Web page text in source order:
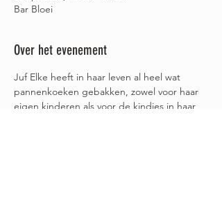
Bar Bloei
Over het evenement
Juf Elke heeft in haar leven al heel wat
pannenkoeken gebakken, zowel voor haar
eigen kinderen als voor de kindjes in haar